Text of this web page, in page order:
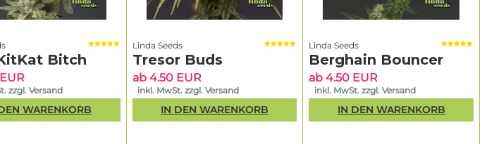
Bitch
zzgl. Versand
WARENKORB
Linda Seeds
Tresor Buds
ab 4.50 EUR
inkl. MwSt. zzgl. Versand
IN DEN WARENKORB
Linda Seeds
Berghain Bouncer
ab 4.50 EUR
inkl. MwSt. zzgl. Versand
IN DEN WARENKORB